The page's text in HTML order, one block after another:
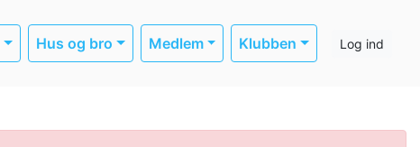
Hus og bro Medlem Klubben Log ind